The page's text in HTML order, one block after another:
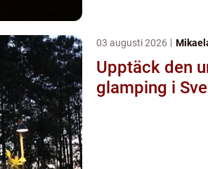
03 augusti 2026
Upptäck den
glamping i